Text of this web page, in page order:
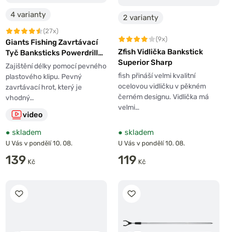
4 varianty
(27x)
Giants Fishing Zavrtávací
Tyč Banksticks Powerdrill
černá
Zajištění délky pomocí pevného
plastového klipu. Pevný
zavrtávací hrot, který je
vhodný…
video
● skladem
U Vás v pondělí 10. 08.
139 Kč
2 varianty
(9x)
Zfish Vidlička Bankstick
Superior Sharp
fish přináší velmi kvalitní
ocelovou vidličku v pěkném
černém designu. Vidlička má
velmi…
● skladem
U Vás v pondělí 10. 08.
119 Kč